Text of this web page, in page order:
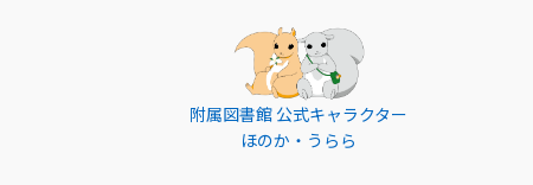
附属図書館 公式キャラクター
ほのか・うらら